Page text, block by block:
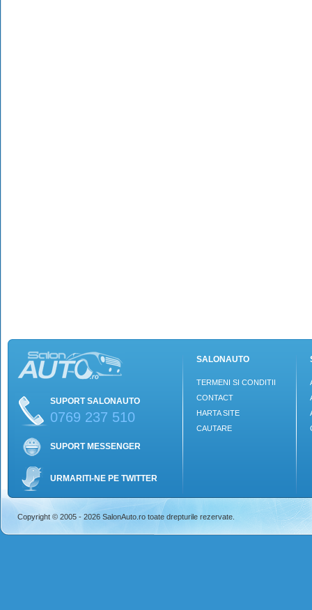
SUPORT SALONAUTO
0769 237 510
SUPORT MESSENGER
URMARITI-NE PE TWITTER
SALONAUTO
TERMENI SI CONDITII
CONTACT
HARTA SITE
CAUTARE
Copyright © 2005 - 2026 SalonAuto.ro toate drepturile rezervate.